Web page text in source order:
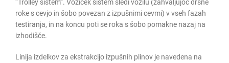
“Trolley sistem”. Voziček sistem sledi vozilu (zahvaljujoč drsne
roke s cevjo in šobo povezan z izpušnimi cevmi) v vseh fazah
testiranja, in na koncu poti se roka s šobo pomakne nazaj na
izhodišče.
Linija izdelkov za ekstrakcijo izpušnih plinov je navedena na